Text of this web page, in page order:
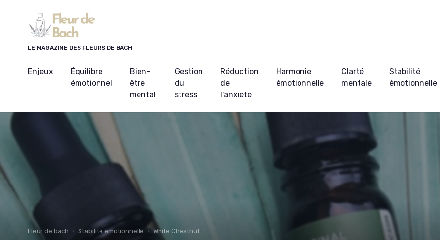
LE MAGAZINE DES FLEURS DE BACH
Enjeux
Équilibre
émotionnel
Bien-
être
mental
Gestion
du
stress
Réduction
de
l'anxiété
Harmonie
émotionnelle
Clarté
mentale
Stabilité
émotionnelle
Fleur de bach Stabilité émotionnelle White Chestnut